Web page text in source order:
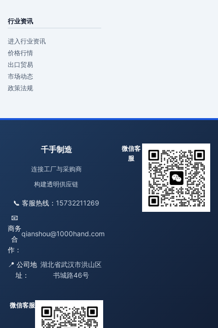
行业资讯
进入行业资讯
价格行情
出口贸易
市场动态
政策法规
千手制造
连接工厂与采购商
构建透明供应链
📞 客服热线： 15732211269
📧
商务
合
作：
qianshou@1000hand.com
📍 公司地
址：
湖北省武汉市洪山区
书城路46号
微信客
服
微信客服